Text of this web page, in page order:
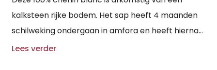
kalksteen rijke bodem. Het sap heeft 4 maanden
schilweking ondergaan in amfora en heeft hierna
nog 12 maanden in houten vaten gerijpt. Deze wijn
Lees verder